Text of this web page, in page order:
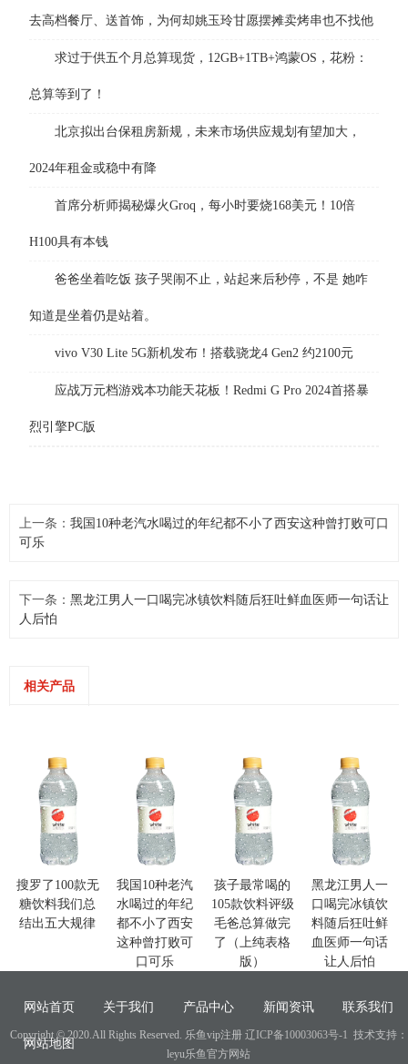
去高档餐厅、送首饰，为何却姚玉玲甘愿摆摊卖烤串也不找他
求过于供五个月总算现货，12GB+1TB+鸿蒙OS，花粉：
总算等到了！
北京拟出台保租房新规，未来市场供应规划有望加大，
2024年租金或稳中有降
首席分析师揭秘爆火Groq，每小时要烧168美元！10倍
H100具有本钱
爸爸坐着吃饭 孩子哭闹不止，站起来后秒停，不是 她咋
知道是坐着仍是站着。
vivo V30 Lite 5G新机发布！搭载骁龙4 Gen2 约2100元
应战万元档游戏本功能天花板！Redmi G Pro 2024首搭暴
烈引擎PC版
上一条： 我国10种老汽水喝过的年纪都不小了西安这种曾打败可口
可乐
下一条： 黑龙江男人一口喝完冰镇饮料随后狂吐鲜血医师一句话让
人后怕
相关产品
搜罗了100款无
糖饮料我们总
结出五大规律
我国10种老汽
水喝过的年纪
都不小了西安
这种曾打败可
口可乐
孩子最常喝的
105款饮料评级
毛爸总算做完
了（上纯表格
版）
黑龙江男人一
口喝完冰镇饮
料随后狂吐鲜
血医师一句话
让人后怕
网站首页 关于我们 产品中心 新闻资讯 联系我们
网站地图
Copyright © 2020.All Rights Reserved. 乐鱼vip注册 辽ICP备10003063号-1 技术支持：
leyu乐鱼官方网站